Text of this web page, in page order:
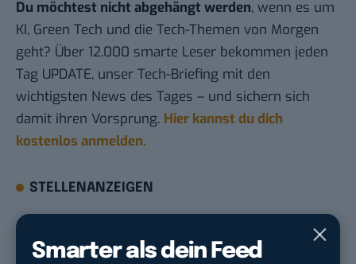
Smarter als dein Feed
Du möchtest nicht abgehängt werden, wenn es um
KI, Green Tech und die Tech-Themen von Morgen
geht? Über 12.000 smarte Leser bekommen jeden
Tag UPDATE, unser Tech-Briefing mit den
wichtigsten News des Tages – und sichern sich
damit ihren Vorsprung. Hier kannst du dich
kostenlos anmelden.
STELLENANZEIGEN
moveUP Media GmbH inDüsseldorf